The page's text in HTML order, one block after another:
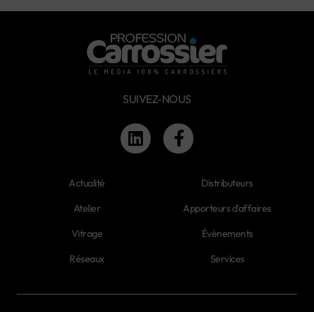
SUIVEZ-NOUS
Actualité
Atelier
Vitrage
Réseaux
Distributeurs
Apporteurs d'affaires
Évènements
Services